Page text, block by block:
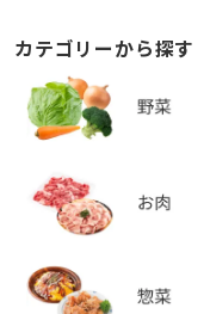
カテゴリーから探す